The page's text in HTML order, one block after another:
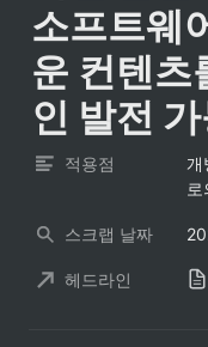
소프트웨
운 컨텐츠
인 발전
적용점
개
스크랩 날짜
헤드라인